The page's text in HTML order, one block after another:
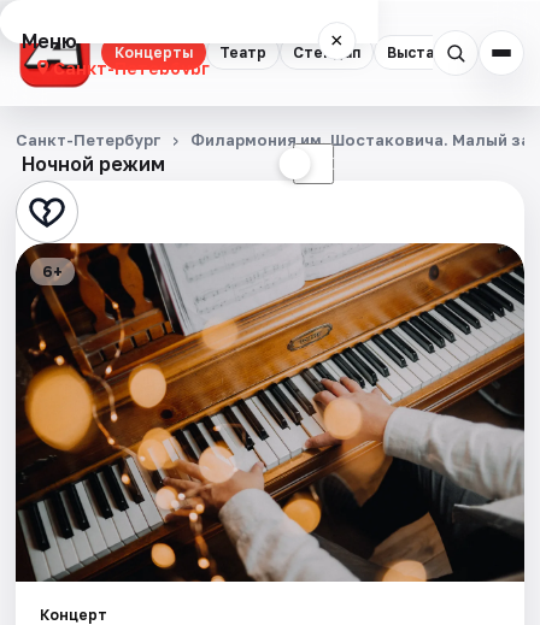
Концерты Театр Стендап Выставки
Меню ×
Санкт-Петербург
Концерты
Театр
Стендап
Выставки
Квесты
Экскурсии
Спорт
События
Ночной режим ☾
Санкт-Петербург Филармония им. Шостаковича. Малый
6+
Концерт